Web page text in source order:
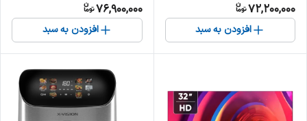
72,200,000
افزودن به سبد
76,900,000
افزودن به سبد